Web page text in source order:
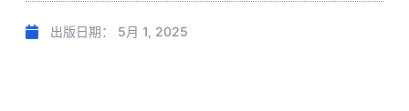
出版日期： 5月 1, 2025